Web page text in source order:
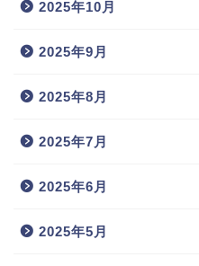
2025年10月
2025年9月
2025年8月
2025年7月
2025年6月
2025年5月